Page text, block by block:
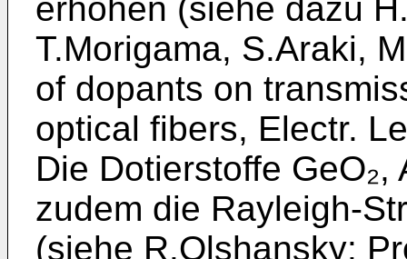
erhöhen (siehe dazu
T.Morigama, S.Araki,
of dopants on
optical fibers, Electr.
Die Dotierstoffe GeO₂,
zudem die Rayleigh-
(siehe R.Olshansky: